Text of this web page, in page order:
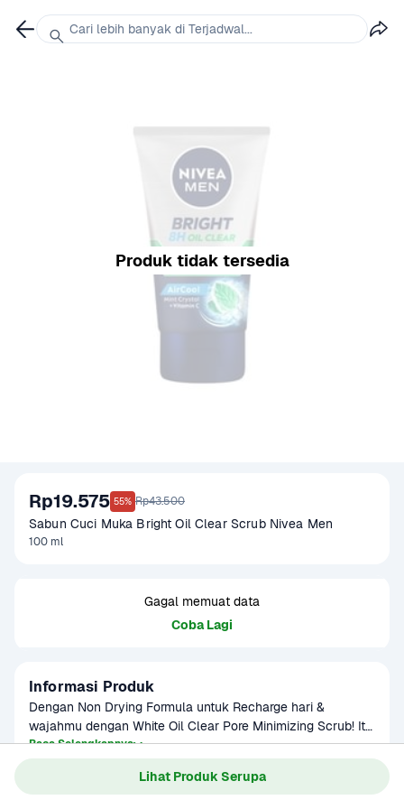
Lihat Produk Serupa
Produk tidak tersedia
Rp19.575 55% Rp43.500
Sabun Cuci Muka Bright Oil Clear Scrub Nivea Men
100 ml
Gagal memuat data
Coba Lagi
Informasi Produk
Dengan Non Drying Formula untuk Recharge hari &
wajahmu dengan White Oil Clear Pore Minimizing Scrub! It
starts with you.
Apa Manfaat Bagi Anda?
Baca Selengkapnya
Kategori
Perawatan Diri
360 Hari.
Cari lebih banyak di Terjadwal...